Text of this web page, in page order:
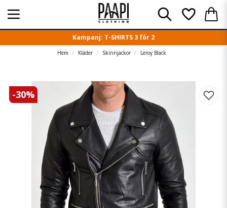
Kampanj: T-SHIRTS 3 för 2
Hem Kläder Skinnjackor Leroy Black
-30%